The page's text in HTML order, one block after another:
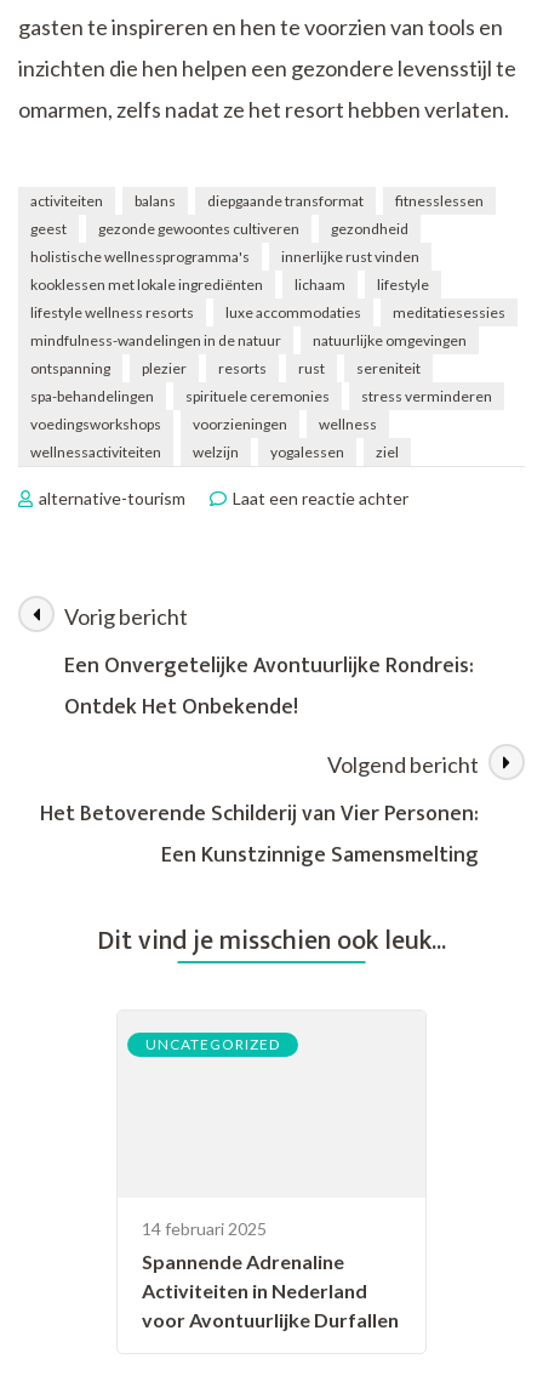
gasten te inspireren en hen te voorzien van tools en
inzichten die hen helpen een gezondere levensstijl te
omarmen, zelfs nadat ze het resort hebben verlaten.
activiteiten balans diepgaande transformat
fitnesslessen
geest
gezonde gewoontes cultiveren
gezondheid
holistische wellnessprogramma's
innerlijke rust vinden
kooklessen met lokale ingrediënten
lichaam
lifestyle
lifestyle wellness resorts
luxe accommodaties
meditatiesessies
mindfulness-wandelingen in de natuur
natuurlijke omgevingen
ontspanning
plezier resorts rust
sereniteit
spa-behandelingen
spirituele ceremonies
stress verminderen
voedingsworkshops
voorzieningen
wellness
wellnessactiviteiten
welzijn yogalessen ziel
alternative-tourism Laat een reactie achterop
Lifestyle
Berichtnavigatie
Vorig bericht
Een Onvergetelijke Avontuurlijke Rondreis:
Ontdek Het Onbekende!
Volgend bericht
Het Betoverende Schilderij van Vier Personen:
Een Kunstzinnige Samensmelting
Dit vind je misschien ook leuk...
UNCATEGORIZED
14 februari 2025
Spannende Adrenaline
Activiteiten in Nederland
voor Avontuurlijke Durfallen